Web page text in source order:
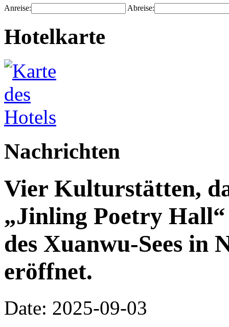
Anreise: Abreise:
Hotelkarte
Nachrichten
Vier Kulturstätten,
„Jinling Poetry
des Xuanwu-Sees
eröffnet.
Date: 2025-09-03